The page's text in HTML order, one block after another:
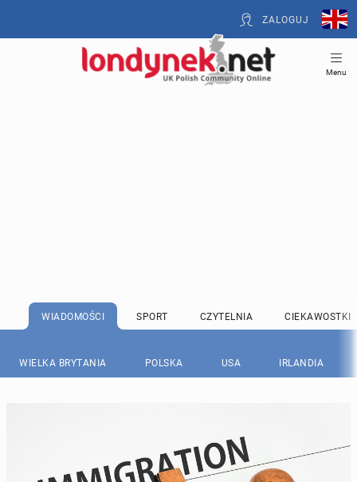
ZALOGUJ
Menu
WIADOMOŚCI SPORT CZYTELNIA CIEKAWOSTKI
WIELKA BRYTANIA POLSKA USA IRLANDIA